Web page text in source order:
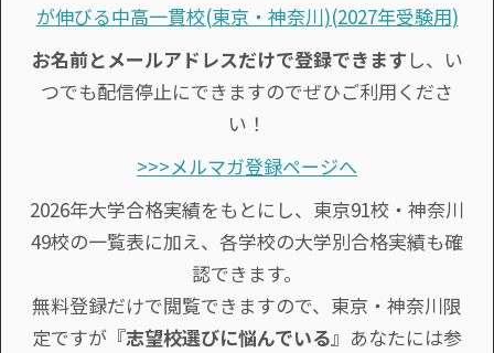
が伸びる中高一貫校(東京・神奈川)(2027年受験用)
お名前とメールアドレスだけで登録できます し、い
つでも配信停止にできますのでぜひご利用くださ
い！
>>>メルマガ登録ページへ
2026年大学合格実績をもとにし、東京91校・神奈川
49校の一覧表に加え、各学校の大学別合格実績も確
認できます。
無料登録だけで閲覧できますので、東京・神奈川限
定ですが『志望校選びに悩んでいる』あなたには参